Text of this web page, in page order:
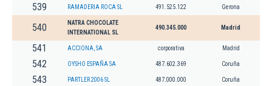
539 RAMADERIA ROCA SL 491.525.122 Gerona
540
NATRA CHOCOLATE
INTERNATIONAL SL
490.345.000 Madrid
541 ACCIONA, SA corporativa Madrid
542 OYSHO ESPAÑA SA 487.602.369 Coruña
543 PARTLER 2006 SL 487.000.000 Coruña